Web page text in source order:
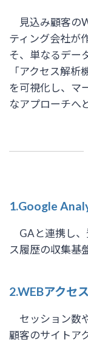
見込み顧客の
ティング会社が
そ、単なるデー
「アクセス解
を可視化し、マ
なアプローチへ
1.Google
GAと連携し
ス履歴の収集基
2.WEBアクセ
セッション数
顧客のサイトア